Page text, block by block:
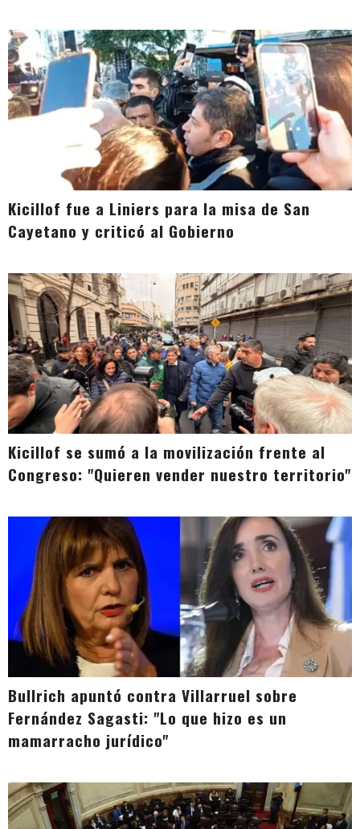
Kicillof fue a Liniers para la misa de San
Cayetano y criticó al Gobierno
Kicillof se sumó a la movilización frente al
Congreso: "Quieren vender nuestro territorio"
Bullrich apuntó contra Villarruel sobre
Fernández Sagasti: "Lo que hizo es un
mamarracho jurídico"